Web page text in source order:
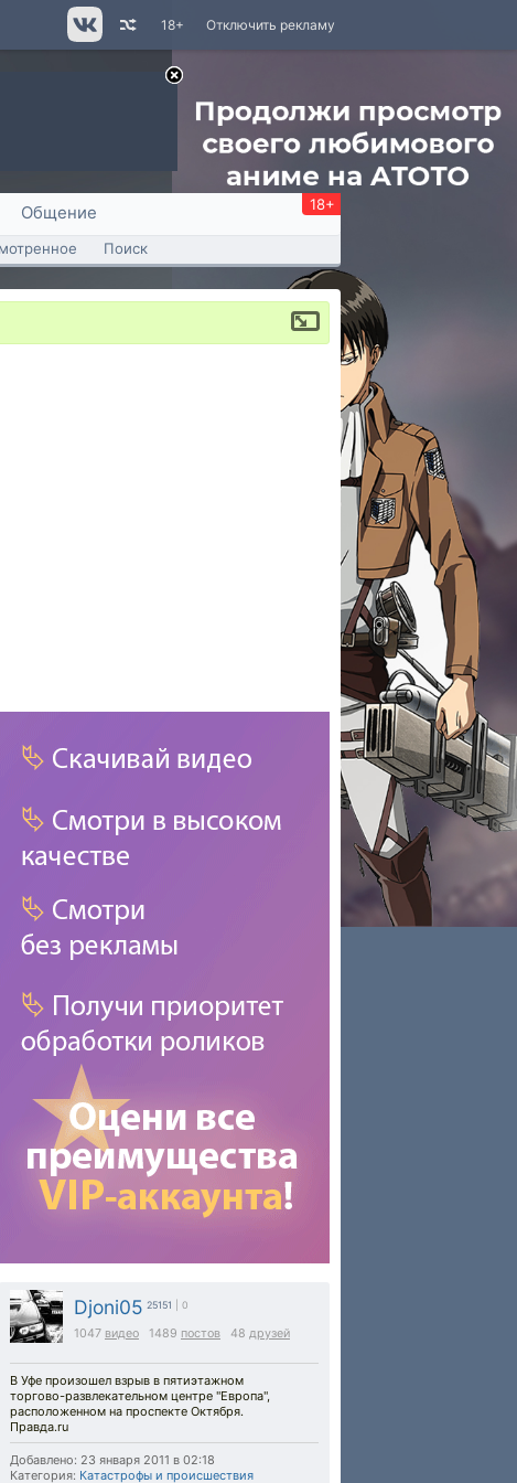
Отключить рекламу
18+
Общение 18+
Поиск
Djoni05 25151 | 0
1047 видео 1489 постов 48 друзей
В Уфе произошел взрыв в пятиэтажном
торгово-развлекательном центре "Европа",
расположенном на проспекте Октября.
Правда.ru
Добавлено: 23 января 2011 в 02:18
Категория: Катастрофы и происшествия